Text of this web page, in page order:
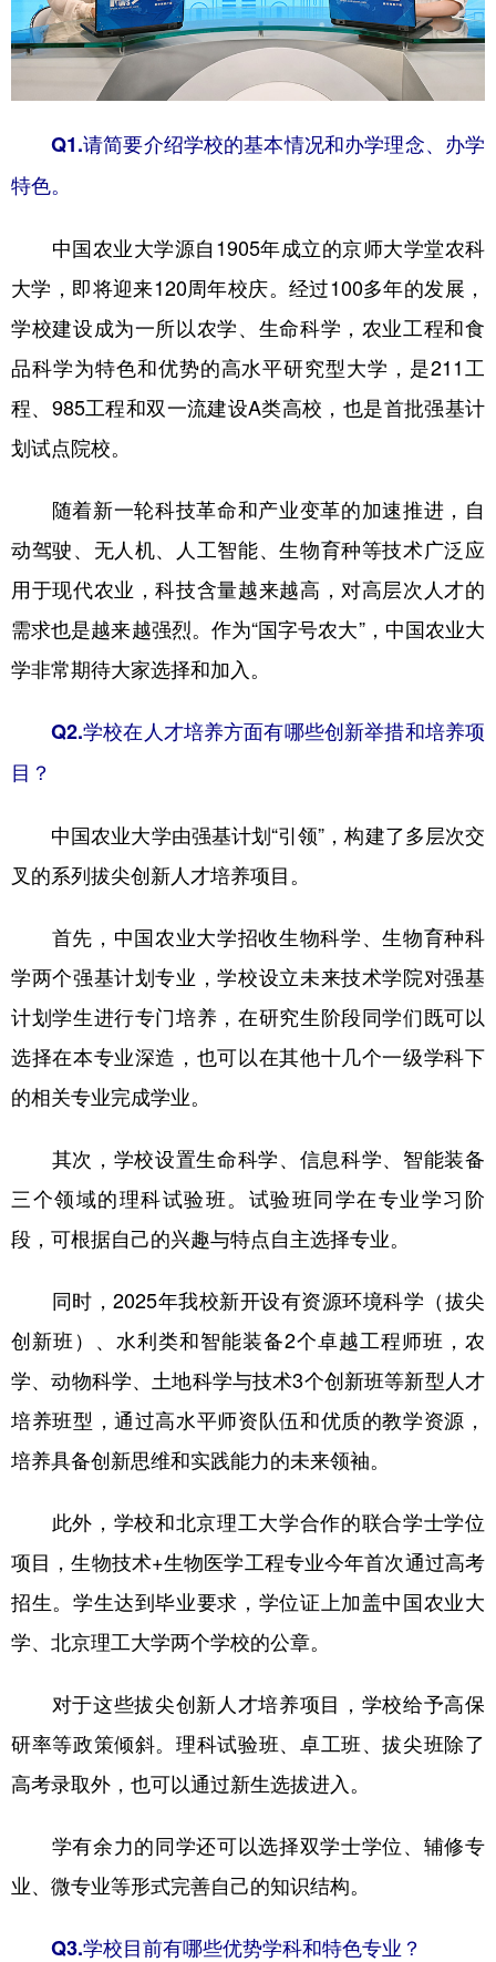
广东 广西 海南 重庆
贵州 西藏
多语种频道
English Español Français عربى
Deutsch Português
Q1.请简要介绍学校的基本情况和办学理念、办学
特色。
中国农业大学源自1905年成立的京师大学堂农科
大学，即将迎来120周年校庆。经过100多年的发展，
学校建设成为一所以农学、生命科学，农业工程和食
品科学为特色和优势的高水平研究型大学，是211工
程、985工程和双一流建设A类高校，也是首批强基计
划试点院校。
随着新一轮科技革命和产业变革的加速推进，自
动驾驶、无人机、人工智能、生物育种等技术广泛应
用于现代农业，科技含量越来越高，对高层次人才的
需求也是越来越强烈。作为“国字号农大”，中国农业大
学非常期待大家选择和加入。
Q2.学校在人才培养方面有哪些创新举措和培养项
目？
中国农业大学由强基计划“引领”，构建了多层次交
叉的系列拔尖创新人才培养项目。
首先，中国农业大学招收生物科学、生物育种科
学两个强基计划专业，学校设立未来技术学院对强基
计划学生进行专门培养，在研究生阶段同学们既可以
选择在本专业深造，也可以在其他十几个一级学科下
的相关专业完成学业。
其次，学校设置生命科学、信息科学、智能装备
三个领域的理科试验班。试验班同学在专业学习阶
段，可根据自己的兴趣与特点自主选择专业。
同时，2025年我校新开设有资源环境科学（拔尖
创新班）、水利类和智能装备2个卓越工程师班，农
学、动物科学、土地科学与技术3个创新班等新型人才
培养班型，通过高水平师资队伍和优质的教学资源，
培养具备创新思维和实践能力的未来领袖。
此外，学校和北京理工大学合作的联合学士学位
项目，生物技术+生物医学工程专业今年首次通过高考
招生。学生达到毕业要求，学位证上加盖中国农业大
学、北京理工大学两个学校的公章。
对于这些拔尖创新人才培养项目，学校给予高保
研率等政策倾斜。理科试验班、卓工班、拔尖班除了
高考录取外，也可以通过新生选拔进入。
学有余力的同学还可以选择双学士学位、辅修专
业、微专业等形式完善自己的知识结构。
Q3.学校目前有哪些优势学科和特色专业？